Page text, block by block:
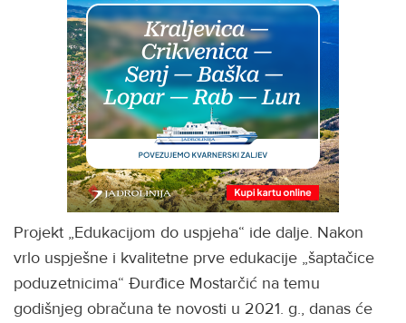
Projekt „Edukacijom do uspjeha“ ide dalje. Nakon
vrlo uspješne i kvalitetne prve edukacije „šaptačice
poduzetnicima“ Đurđice Mostarčić na temu
godišnjeg obračuna te novosti u 2021. g., danas će